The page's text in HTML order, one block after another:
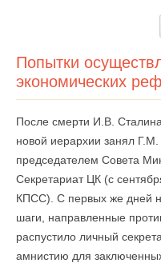
Попытки
экономических
После смерти И.В.
новой иерархии занял
председателем Совета
Секретариат ЦК (с
КПСС). С первых же дней
шаги, направленные
распустило личный
амнистию для